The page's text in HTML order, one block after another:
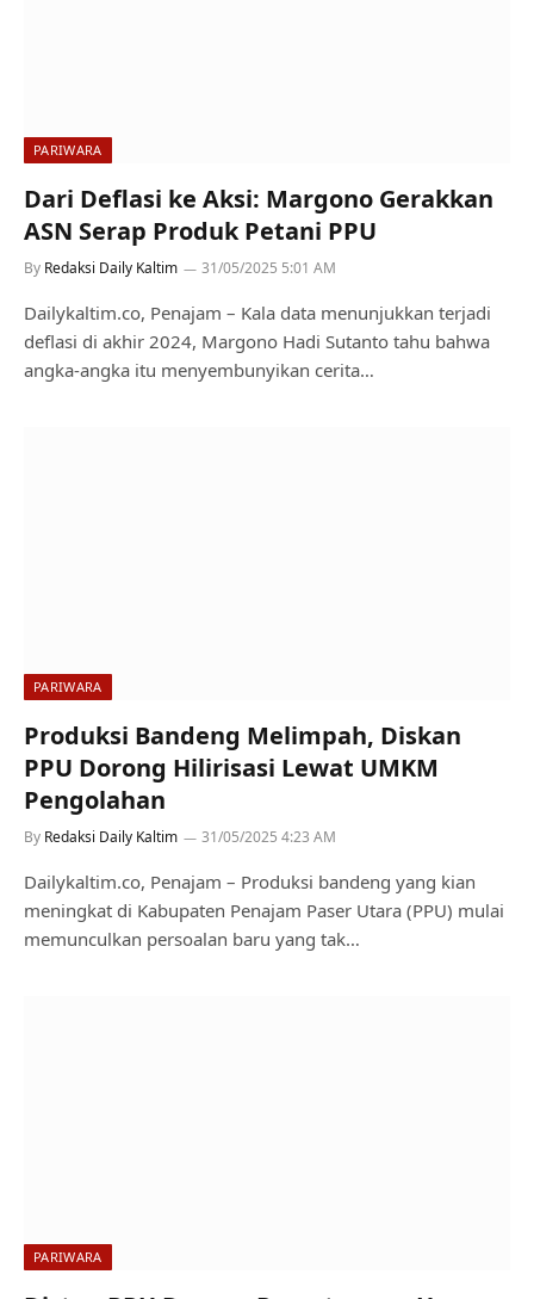
PARIWARA
Dari Deflasi ke Aksi: Margono Gerakkan
ASN Serap Produk Petani PPU
By Redaksi Daily Kaltim 31/05/2025 5:01 AM
Dailykaltim.co, Penajam – Kala data menunjukkan terjadi
deflasi di akhir 2024, Margono Hadi Sutanto tahu bahwa
angka-angka itu menyembunyikan cerita…
PARIWARA
Produksi Bandeng Melimpah, Diskan
PPU Dorong Hilirisasi Lewat UMKM
Pengolahan
By Redaksi Daily Kaltim 31/05/2025 4:23 AM
Dailykaltim.co, Penajam – Produksi bandeng yang kian
meningkat di Kabupaten Penajam Paser Utara (PPU) mulai
memunculkan persoalan baru yang tak…
PARIWARA